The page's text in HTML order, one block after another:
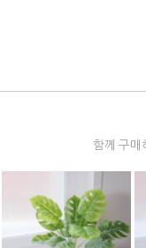
함께 구매